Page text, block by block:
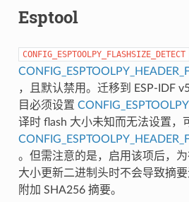
Esptool
CONFIG_ESPTOOLPY_FLASHSIZE_DETECT
，且默认禁用。迁移到 ESP-IDF
目必须设置
译时 flash 大小未知而无法设置，
。但需注意的是，启用该项后，
大小更新二进制头时不会导致摘
附加 SHA256 摘要。